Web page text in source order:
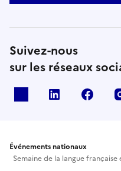
Suivez-nous
sur les réseaux
Linkedin
Événements nationaux
Semaine de la langue